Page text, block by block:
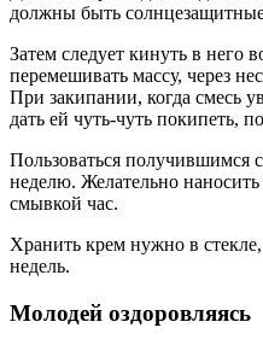
должны быть
Затем следует кинуть в него
перемешивать массу, через
При закипании, когда смесь
дать ей чуть-чуть покипеть,
Пользоваться получившимся
неделю. Желательно
смывкой час.
Хранить крем нужно в
недель.
Молодей оздоровляясь